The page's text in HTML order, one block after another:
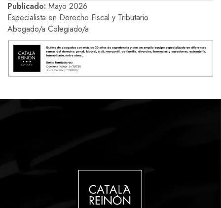
Publicado: Mayo 2026
Especialista en Derecho Fiscal y Tributario
Abogado/a Colegiado/a